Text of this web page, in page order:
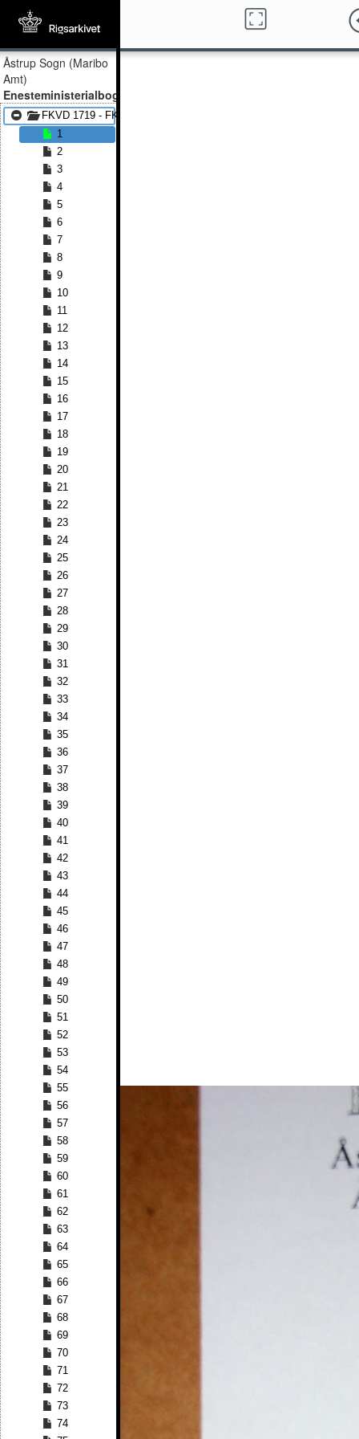
Åstrup Sogn (Maribo
Amt)
Enesteministerialbog
FKVD 1719 - FKVD 1811
1
2
3
4
5
6
7
8
9
10
11
12
13
14
15
16
17
18
19
20
21
22
23
24
25
26
27
28
29
30
31
32
33
34
35
36
37
38
39
40
41
42
43
44
45
46
47
48
49
50
51
52
53
54
55
56
57
58
59
60
61
62
63
64
65
66
67
68
69
70
71
72
73
74